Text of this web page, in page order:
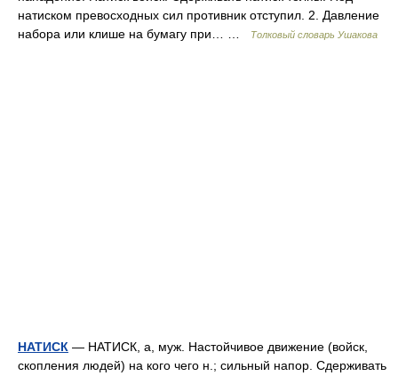
натиском превосходных сил противник отступил. 2. Давление
набора или клише на бумагу при… …
Толковый словарь Ушакова
НАТИСК — НАТИСК, а, муж. Настойчивое движение (войск,
скопления людей) на кого чего н.; сильный напор. Сдерживать